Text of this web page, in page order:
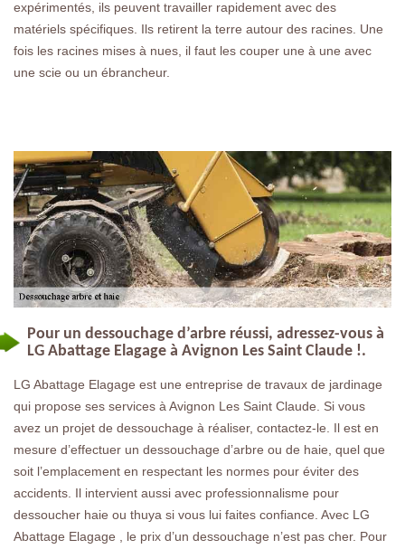
expérimentés, ils peuvent travailler rapidement avec des
matériels spécifiques. Ils retirent la terre autour des racines. Une
fois les racines mises à nues, il faut les couper une à une avec
une scie ou un ébrancheur.
Pour un dessouchage d’arbre réussi, adressez-vous à
LG Abattage Elagage à Avignon Les Saint Claude !.
LG Abattage Elagage est une entreprise de travaux de jardinage
qui propose ses services à Avignon Les Saint Claude. Si vous
avez un projet de dessouchage à réaliser, contactez-le. Il est en
mesure d’effectuer un dessouchage d’arbre ou de haie, quel que
soit l’emplacement en respectant les normes pour éviter des
accidents. Il intervient aussi avec professionnalisme pour
dessoucher haie ou thuya si vous lui faites confiance. Avec LG
Abattage Elagage , le prix d’un dessouchage n’est pas cher. Pour